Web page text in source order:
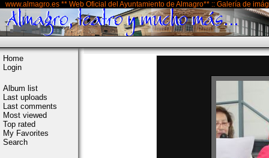
www.almagro.es ** Web Oficial del Ayuntamiento de Almagro** :: Galería de
Home
Login
Album list
Last uploads
Last comments
Most viewed
Top rated
My Favorites
Search